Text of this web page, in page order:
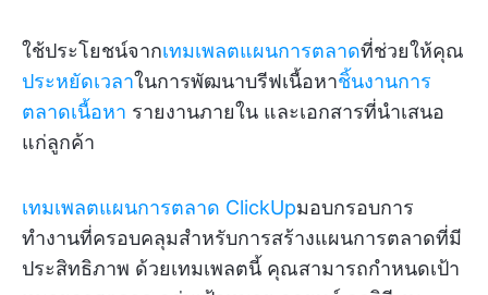
ใช้ประโยชน์จากเทมเพลตแผนการตลาดที่ช่วยให้คุณ
ประหยัดเวลาในการพัฒนาบรีฟเนื้อหาชิ้นงานการ
ตลาดเนื้อหา รายงานภายใน และเอกสารที่นำเสนอ
แก่ลูกค้า
เทมเพลตแผนการตลาด ClickUpมอบกรอบการ
ทำงานที่ครอบคลุมสำหรับการสร้างแผนการตลาดที่มี
ประสิทธิภาพ ด้วยเทมเพลตนี้ คุณสามารถกำหนดเป้า